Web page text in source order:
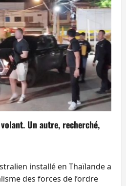
Un autre, recherché,
installé en Thaïlande a
des forces de l’ordre